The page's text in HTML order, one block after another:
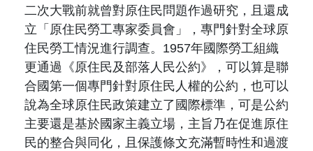
二次大戰前就曾對原住民問題作過研究，且還成
立「原住民勞工專家委員會」，專門針對全球原
住民勞工情況進行調查。1957年國際勞工組織
更通過《原住民及部落人民公約》，可以算是聯
合國第一個專門針對原住民人權的公約，也可以
說為全球原住民政策建立了國際標準，可是公約
主要還是基於國家主義立場，主旨乃在促進原住
民的整合與同化，且保護條文充滿暫時性和過渡